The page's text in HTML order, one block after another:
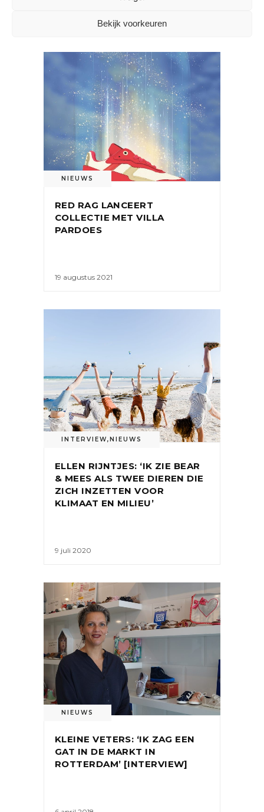
Bekijk voorkeuren
NIEUWS
RED RAG LANCEERT
COLLECTIE MET VILLA
PARDOES
19 augustus 2021
INTERVIEW,NIEUWS
ELLEN RIJNTJES: ‘IK ZIE BEAR
& MEES ALS TWEE DIEREN DIE
ZICH INZETTEN VOOR
KLIMAAT EN MILIEU’
9 juli 2020
NIEUWS
KLEINE VETERS: ‘IK ZAG EEN
GAT IN DE MARKT IN
ROTTERDAM’ [INTERVIEW]